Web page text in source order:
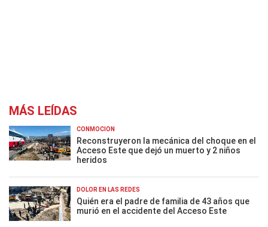
MÁS LEÍDAS
CONMOCIÓN
Reconstruyeron la mecánica del choque en el
Acceso Este que dejó un muerto y 2 niños
heridos
DOLOR EN LAS REDES
Quién era el padre de familia de 43 años que
murió en el accidente del Acceso Este